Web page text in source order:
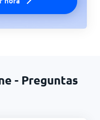
- Preguntas